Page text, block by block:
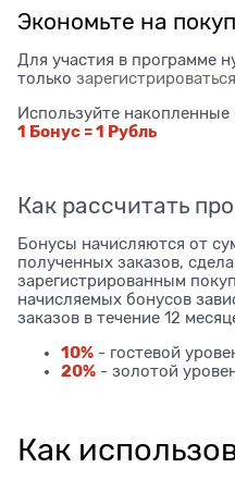
Экономьте на
Для участия в программе
только зарегистрироваться
Используйте накопленные
1 Бонус = 1 Рубль
Как рассчитать
Бонусы начисляются от
полученных заказов,
зарегистрированным
начисляемых бонусов
заказов в течение 12
10% - гостевой
20% - золотой
Как